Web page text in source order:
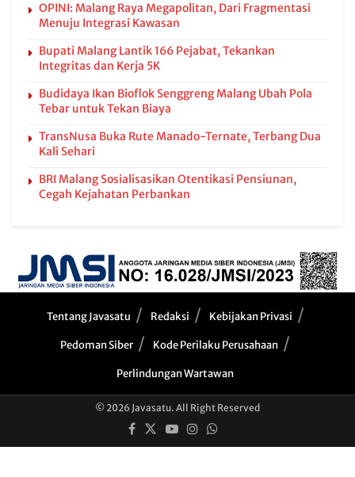
OPINI: Malang Raya Megapolitan, Dari Fragmentasi
Menuju Integrasi Kawasan
Bupati Malang Lantik 166 Pejabat, Tekankan
Integritas dan Kerja 5K
Budidaya Ikan Bioflok Senggreng Malang Ubah Pola
Tebar untuk Tekan Biaya
TransNusa Buka Rute Manado-Ternate, Terbang Dua
Kali Sehari
BRI Malang Sosialisasikan Otentikasi Pensiunan,
Cegah Kejahatan Perbankan
Tentang Javasatu Redaksi Kebijakan Privasi
Pedoman Siber Kode Perilaku Perusahaan
Perlindungan Wartawan
© 2026 Javasatu. All Right Reserved